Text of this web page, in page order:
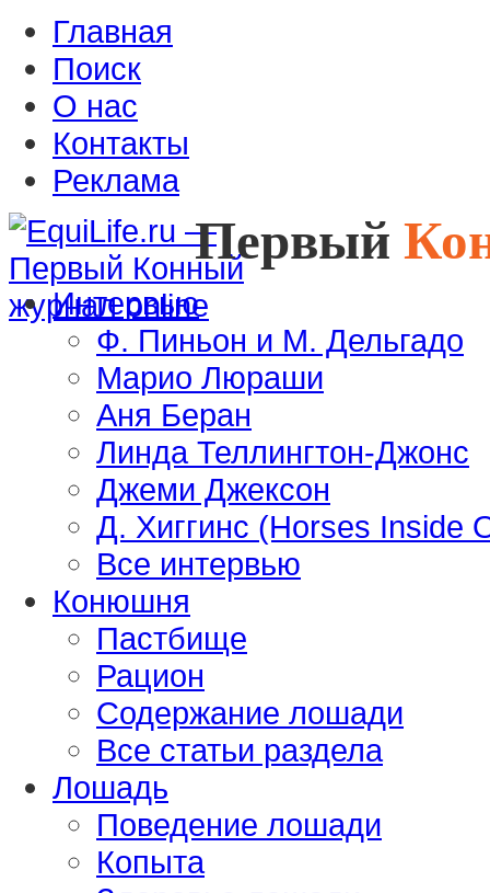
Главная
Поиск
О нас
Контакты
Реклама
Первый
Интервью
Ф. Пиньон и М. Дельгадо
Марио Люраши
Аня Беран
Линда Теллингтон-Джонс
Джеми Джексон
Д. Хиггинс (Horses Inside
Все интервью
Конюшня
Пастбище
Рацион
Содержание лошади
Все статьи раздела
Лошадь
Поведение лошади
Копыта